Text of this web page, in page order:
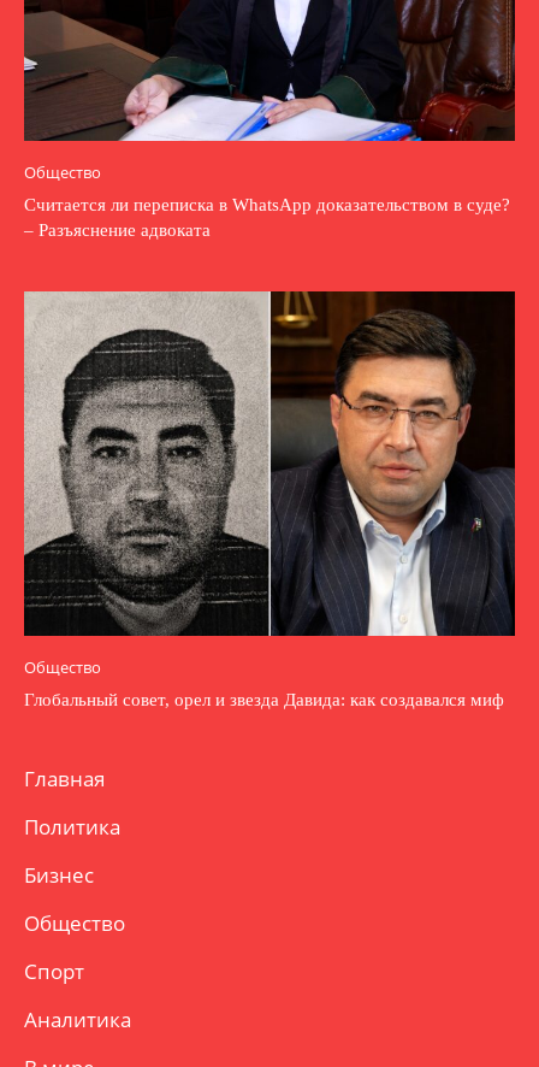
Общество
Считается ли переписка в WhatsApp доказательством в суде?
– Разъяснение адвоката
Общество
Глобальный совет, орел и звезда Давида: как создавался миф
Главная
Политика
Бизнес
Общество
Спорт
Аналитика